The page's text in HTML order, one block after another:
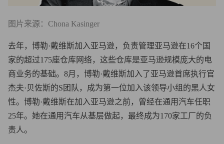
图片来源：Chona Kasinger
去年，博勒·戴维斯加入亚马逊，负责管理亚马逊在16个国
家的超过175座仓库网络，这些仓库是亚马逊规模庞大的电
商业务的基础。8月，博勒·戴维斯加入了亚马逊首席执行官
杰夫·贝佐斯的S团队，成为第一位加入该领导小组的黑人女
性。博勒·戴维斯在加入亚马逊之前，曾经在通用汽车任职
25年。她在通用汽车从基层做起，最终成为170家工厂的负
责人。